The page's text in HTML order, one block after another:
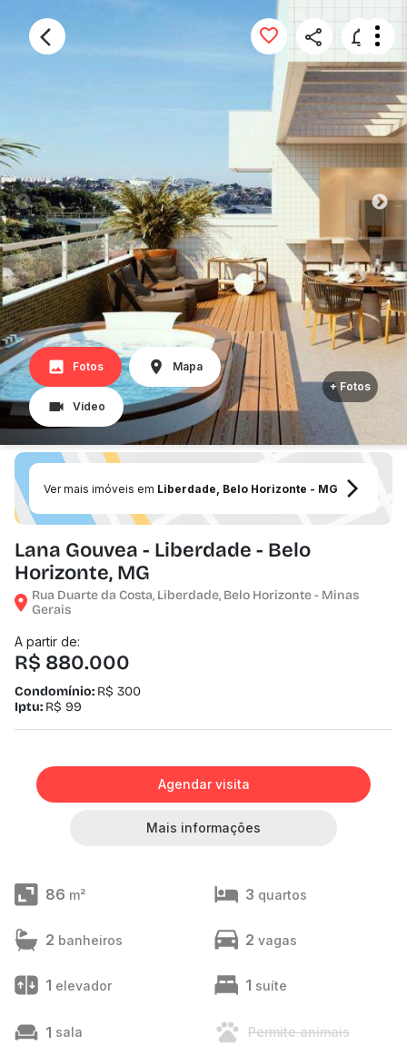
Fotos Mapa
Vídeo
+ Fotos
Ver mais imóveis em Liberdade, Belo Horizonte - MG
Lana Gouvea - Liberdade - Belo
Horizonte, MG
Rua Duarte da Costa, Liberdade, Belo Horizonte - Minas
Gerais
A partir de:
R$ 880.000
Condomínio: R$ 300
Iptu: R$ 99
Agendar visita
Mais informações
86 m² 3 quartos
2 banheiros 2 vagas
1 elevador 1 suíte
1 sala Permite animais